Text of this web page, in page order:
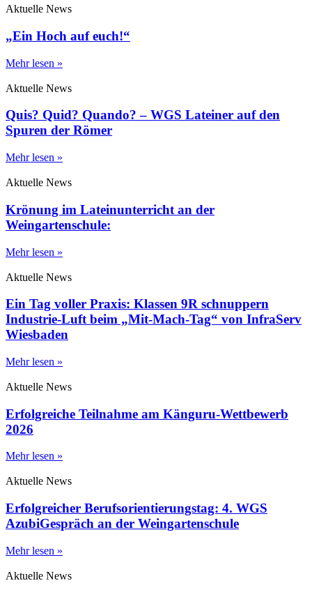
Aktuelle News
„Ein Hoch auf euch!“
Mehr lesen »
Aktuelle News
Quis? Quid? Quando? – WGS Lateiner auf den
Spuren der Römer
Mehr lesen »
Aktuelle News
Krönung im Lateinunterricht an der
Weingartenschule:
Mehr lesen »
Aktuelle News
Ein Tag voller Praxis: Klassen 9R schnuppern
Industrie-Luft beim „Mit-Mach-Tag“ von InfraServ
Wiesbaden
Mehr lesen »
Aktuelle News
Erfolgreiche Teilnahme am Känguru-Wettbewerb
2026
Mehr lesen »
Aktuelle News
Erfolgreicher Berufsorientierungstag: 4. WGS
AzubiGespräch an der Weingartenschule
Mehr lesen »
Aktuelle News